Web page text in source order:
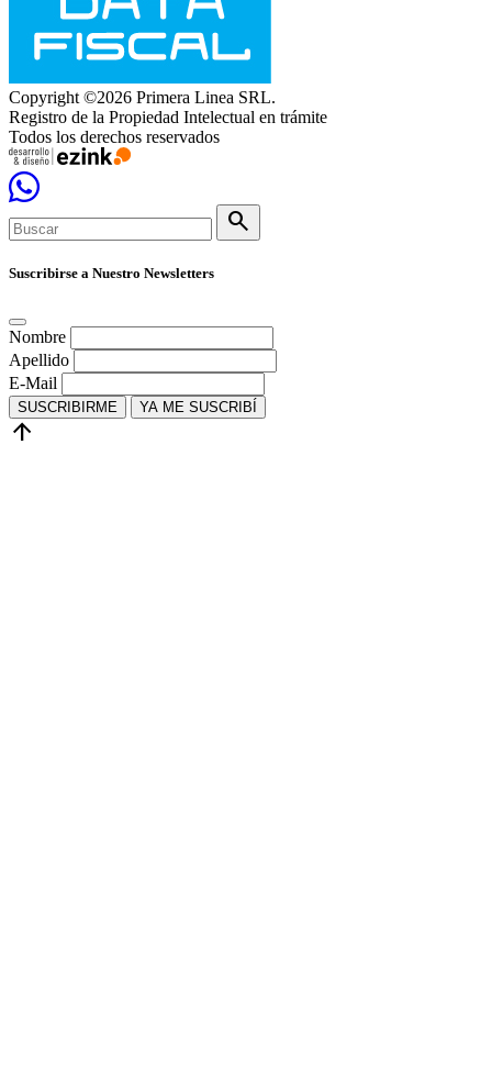
Copyright ©2026 Primera Linea SRL.
Registro de la Propiedad Intelectual en trámite
Todos los derechos reservados
search
Suscribirse a Nuestro Newsletters
Nombre
Apellido
E-Mail
SUSCRIBIRME YA ME SUSCRIBÍ
arrow_upward